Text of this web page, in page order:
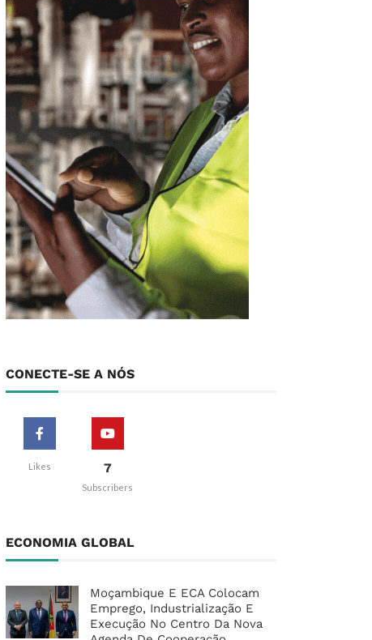
CONECTE-SE A NÓS
Likes 7
Subscribers
ECONOMIA GLOBAL
Moçambique E ECA Colocam
Emprego, Industrialização E
Execução No Centro Da Nova